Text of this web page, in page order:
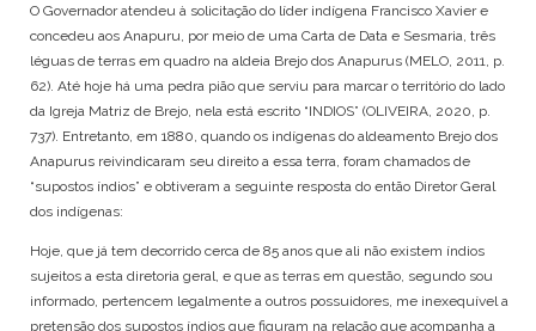
MARUBO
MUNDURUKU
PATAXÓ
PATAXÓ HÃ HÃ HÃE
PAUMARI
PIPIPÃ
TAMOIOS
TAPIRAPÉ
O Governador atendeu à solicitação do líder indígena Francisco Xavier e
concedeu aos Anapuru, por meio de uma Carta de Data e Sesmaria, três
léguas de terras em quadro na aldeia Brejo dos Anapurus (MELO, 2011, p.
62). Até hoje há uma pedra pião que serviu para marcar o território do lado
da Igreja Matriz de Brejo, nela está escrito “INDIOS” (OLIVEIRA, 2020, p.
737). Entretanto, em 1880, quando os indígenas do aldeamento Brejo dos
Anapurus reivindicaram seu direito a essa terra, foram chamados de
“supostos índios” e obtiveram a seguinte resposta do então Diretor Geral
dos indígenas:
Hoje, que já tem decorrido cerca de 85 anos que ali não existem índios
sujeitos a esta diretoria geral, e que as terras em questão, segundo sou
informado, pertencem legalmente a outros possuidores, me inexequível a
pretensão dos supostos índios que figuram na relação que acompanha a